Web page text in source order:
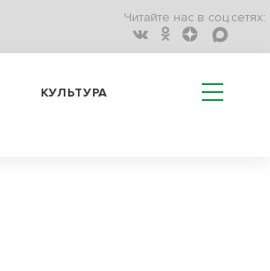
Читайте нас в соц.сетях:
КУЛЬТУРА